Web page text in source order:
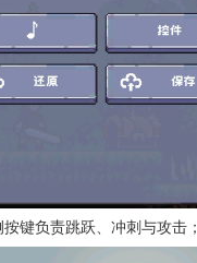
键负责跳跃、冲刺与攻击；